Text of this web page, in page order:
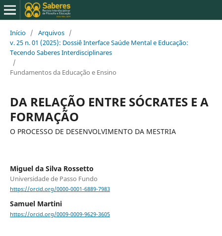
Início / Arquivos /
v. 25 n. 01 (2025): Dossiê Interface Saúde Mental e Educação:
Tecendo Saberes Interdisciplinares
/
Fundamentos da Educação e Ensino
DA RELAÇÃO ENTRE SÓCRATES E A
FORMAÇÃO
O PROCESSO DE DESENVOLVIMENTO DA MESTRIA
Miguel da Silva Rossetto
Universidade de Passo Fundo
https://orcid.org/0000-0001-6889-7983
Samuel Martini
https://orcid.org/0009-0009-9629-3605